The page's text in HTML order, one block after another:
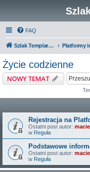
FAQ
Szlak Templariuszy
Życie codzienne
NOWY TEMAT
Rejestracja na
Ostatni post autor:
w Reguła
Podstawowe
Ostatni post autor:
w Reguła